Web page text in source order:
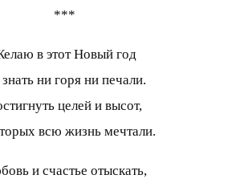
***
в этот Новый год
ни горя ни печали.
целей и высот,
всю жизнь мечтали.
и счастье отыскать,